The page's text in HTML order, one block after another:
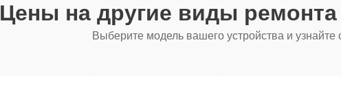
Цены на другие виды ремонта
Выберите модель вашего устройства и узнайте